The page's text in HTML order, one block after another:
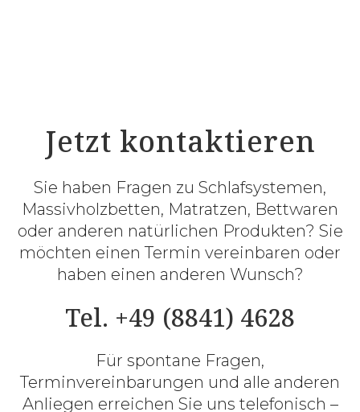
Jetzt kontaktieren
Sie haben Fragen zu Schlafsystemen,
Massivholzbetten, Matratzen, Bettwaren
oder anderen natürlichen Produkten? Sie
möchten einen Termin vereinbaren oder
haben einen anderen Wunsch?
Tel. +49 (8841) 4628
Für spontane Fragen,
Terminvereinbarungen und alle anderen
Anliegen erreichen Sie uns telefonisch –